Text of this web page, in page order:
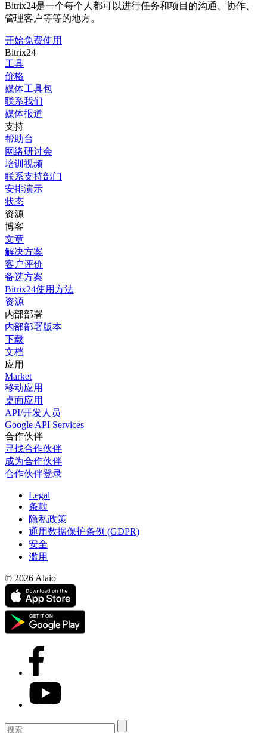
Bitrix24是一个每个人都可以进行任务和项目的沟通、协作、
管理客户等等的地方。
开始免费使用
Bitrix24
工具
价格
媒体工具包
联系我们
媒体报道
支持
帮助台
网络研讨会
培训视频
联系支持部门
安排演示
状态
资源
博客
文章
解决方案
客户评价
备选方案
Bitrix24使用方法
资源
内部部署
内部部署版本
下载
文档
应用
Market
移动应用
桌面应用
API/开发人员
Google API Services
合作伙伴
寻找合作伙伴
成为合作伙伴
合作伙伴登录
Legal
条款
隐私政策
通用数据保护条例 (GDPR)
安全
滥用
© 2026 Alaio